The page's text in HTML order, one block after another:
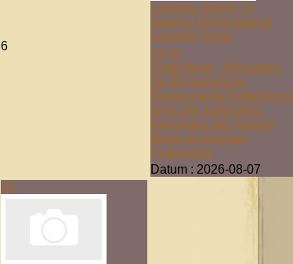
6
Acoustic Storm: "A
magical history tour of
Acoustic Rock"
18:30
Rottenburg - Biergarten
der Bürgerwache
Bürgerwache Rottenburg:
einer der schönsten
Biergärten der Region
direkt am Neckar!
Hutkonzert.
Datum : 2026-08-07
13